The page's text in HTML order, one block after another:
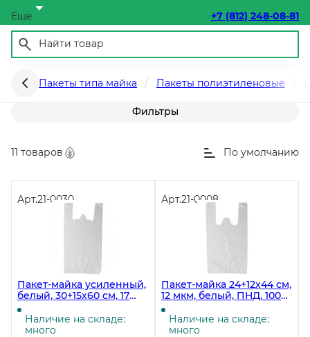
Ещё +7 (812) 248-08-81
Пакеты типа майка Пакеты полиэтиленовые
Пакеты - майка
Фильтры
11 товаров По умолчанию
Арт.21-0030
Пакет-майка усиленный,
белый, 30+15х60 см, 17
мкм, в пачке 100 штук
Наличие на складе:
много
Арт.21-0008
Пакет-майка 24+12х44 см,
12 мкм, белый, ПНД, 100
штук в упаковке, в
коробке 3000 штук
Наличие на складе:
много